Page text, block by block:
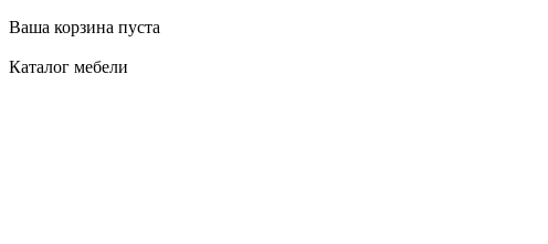
Ваша корзина пуста
Каталог мебели